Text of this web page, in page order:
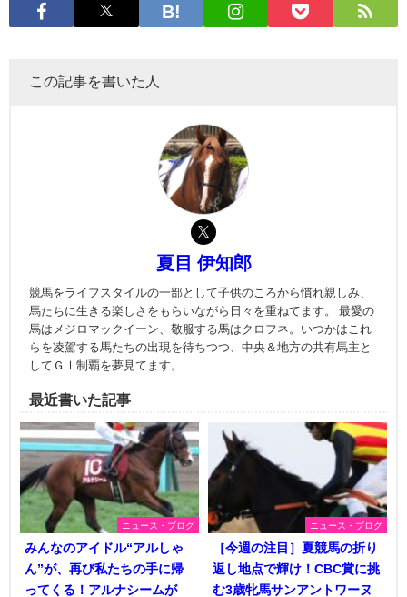
この記事を書いた人
夏目 伊知郎
競馬をライフスタイルの一部として子供のころから慣れ親しみ、
馬たちに生きる楽しさをもらいながら日々を重ねてます。 最愛の
馬はメジロマックイーン、敬服する馬はクロフネ。いつかはこれ
らを凌駕する馬たちの出現を待ちつつ、中央＆地方の共有馬主と
してＧⅠ制覇を夢見てます。
最近書いた記事
ニュース・ブログ
みんなのアイドル“アルしゃ
ん”が、再び私たちの手に帰
ってくる！アルナシームが
ニュース・ブログ
［今週の注目］夏競馬の折り
返し地点で輝け！CBC賞に挑
む3歳牝馬サンアントワーヌ